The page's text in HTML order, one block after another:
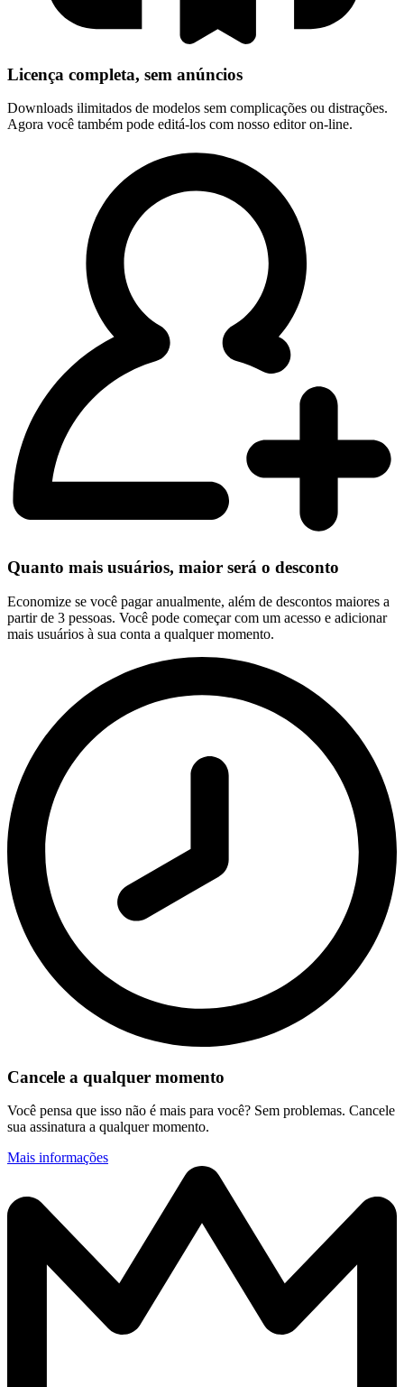
Licença completa, sem anúncios
Downloads ilimitados de modelos sem complicações ou distrações.
Agora você também pode editá-los com nosso editor on-line.
Quanto mais usuários, maior será o desconto
Economize se você pagar anualmente, além de descontos maiores a
partir de 3 pessoas. Você pode começar com um acesso e adicionar
mais usuários à sua conta a qualquer momento.
Cancele a qualquer momento
Você pensa que isso não é mais para você? Sem problemas. Cancele
sua assinatura a qualquer momento.
Mais informações